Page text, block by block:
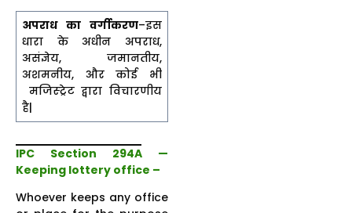
अपराध का वर्गीकरण–इस
धारा के अधीन अपराध,
असंज्ञेय, जमानतीय,
अशमनीय, और कोई भी
मजिस्ट्रेट द्वारा विचारणीय
है|
IPC Section 294A —
Keeping lottery office –
Whoever keeps any office